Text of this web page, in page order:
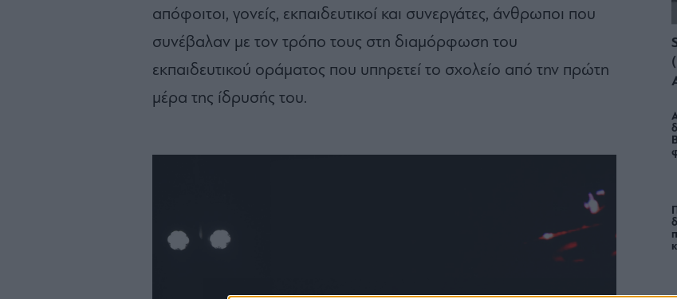
απόφοιτοι, γονείς, εκπαιδευτικοί και συνεργάτες, άνθρωποι που
συνέβαλαν με τον τρόπο τους στη διαμόρφωση του
εκπαιδευτικού οράματος που υπηρετεί το σχολείο από την πρώτη
μέρα της ίδρυσής του.